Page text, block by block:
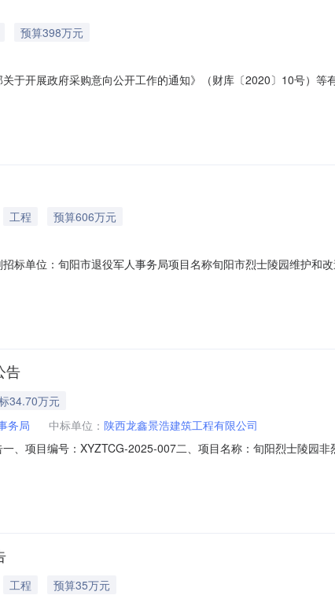
预算398万元
于开展政府采购意向公开工作的通知》（财库〔2020〕10号）
升、路灯铺设、绿化工程、安防系统、入园门楼等；主要功能或
工程
预算606万元
标单位：旬阳市退役军人事务局项目名称旬阳市烈士陵园维护和
是本项目的初步安排。具体情况以招标公告和招标文件为准。
告
34.70万元
务局 中标单位： 陕西龙鑫景浩建筑工程有限公司
、项目编号：XYZTCG-2025-007二、项目名称：旬阳烈士陵园
目号品目名称采购标的施工范围施工工期项目经理执业证书信息
工程 预算35万元